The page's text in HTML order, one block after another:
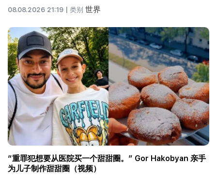
08.08.2026 21:19 | 类别 世界
“重罪犯想要从医院买一个甜甜圈。” Gor Hakobyan 亲手
为儿子制作甜甜圈（视频）